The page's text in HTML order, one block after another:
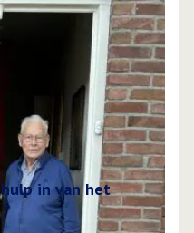
in van het
van inwoners